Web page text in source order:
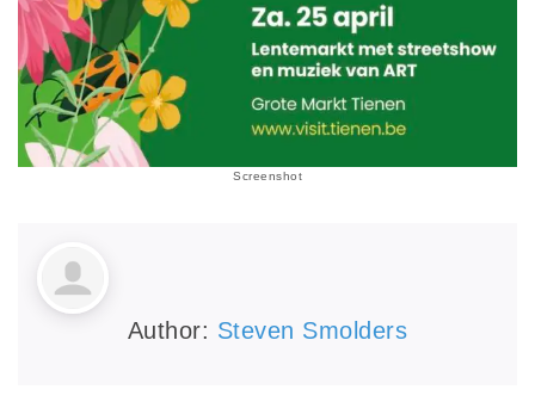
Screenshot
Author: Steven Smolders